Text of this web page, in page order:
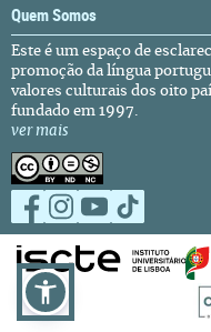
Quem Somos
Este é um espaço de
promoção da língua
valores culturais dos oito
fundado em 1997.
ver mais